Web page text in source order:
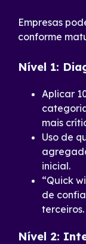
Empresas
conforme
Nível 1:
Aplicar
mais
Uso de
inicial.
“Quick
de
terceiros.
Nível 2: